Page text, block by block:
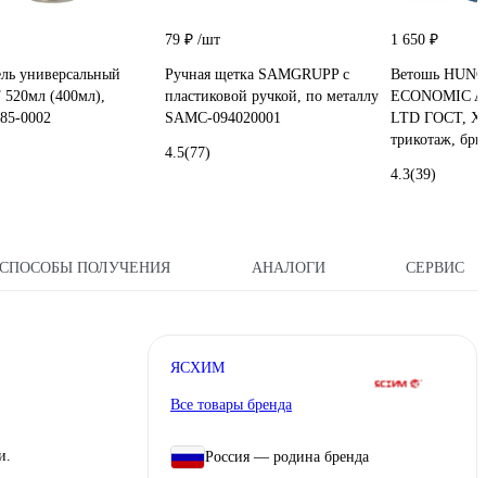
универсальный
(400мл),
0002
79 ₽ /шт
Ручная щетка SAMGRUPP с
пластиковой ручкой, по металлу
SAMC-094020001
4.5(77)
1 650 ₽
Ветошь
ECONOMIC
LTD ГОСТ,
трикотаж,
4.3(39)
СПОСОБЫ ПОЛУЧЕНИЯ АНАЛОГИ СЕРВИС
ЯСХИМ
Все товары бренда
Россия — родина бренда